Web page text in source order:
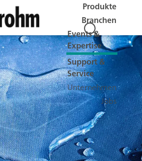
Produkte
Branchen
Events &
Expertise
Support &
Service
Unternehmen
Jobs